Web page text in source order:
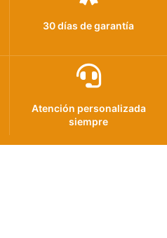
30 días de garantía
Atención personalizada
siempre